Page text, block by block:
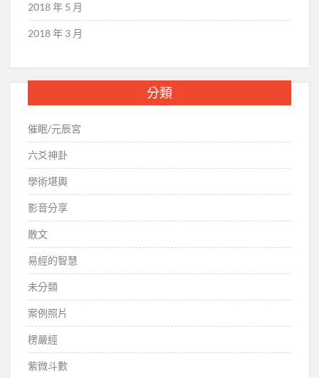
2018 年 5 月
2018 年 3 月
分類
催眠/元辰宮
六爻神卦
學術堪輿
影音分享
散文
易經的智慧
未分類
案例照片
楞嚴經
紫微斗數